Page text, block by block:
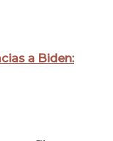
a Biden: